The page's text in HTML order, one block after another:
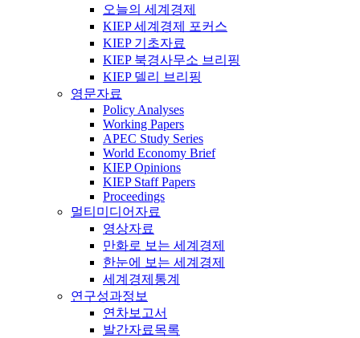
오늘의 세계경제
KIEP 세계경제 포커스
KIEP 기초자료
KIEP 북경사무소 브리핑
KIEP 델리 브리핑
영문자료
Policy Analyses
Working Papers
APEC Study Series
World Economy Brief
KIEP Opinions
KIEP Staff Papers
Proceedings
멀티미디어자료
영상자료
만화로 보는 세계경제
한눈에 보는 세계경제
세계경제통계
연구성과정보
연차보고서
발간자료목록